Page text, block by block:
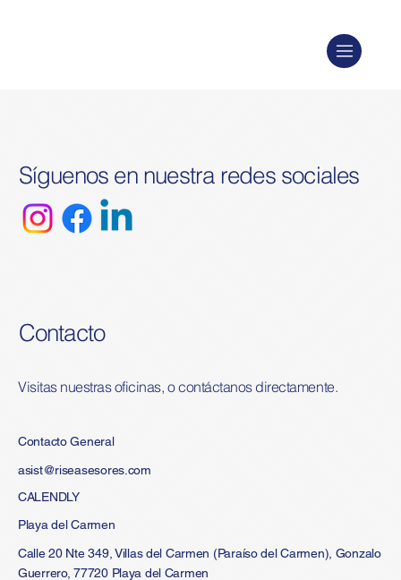
Síguenos en nuestra redes sociales
Contacto
Visitas nuestras oficinas, o contáctanos directamente.
Contacto General
asist@riseasesores.com
CALENDLY
Playa del Carmen
Calle 20 Nte 349, Villas del Carmen (Paraíso del Carmen), Gonzalo
Guerrero, 77720 Playa del Carmen